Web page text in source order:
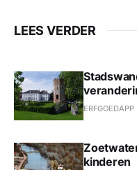
LEES VERDER
ERFGOEDAPP
kinderen